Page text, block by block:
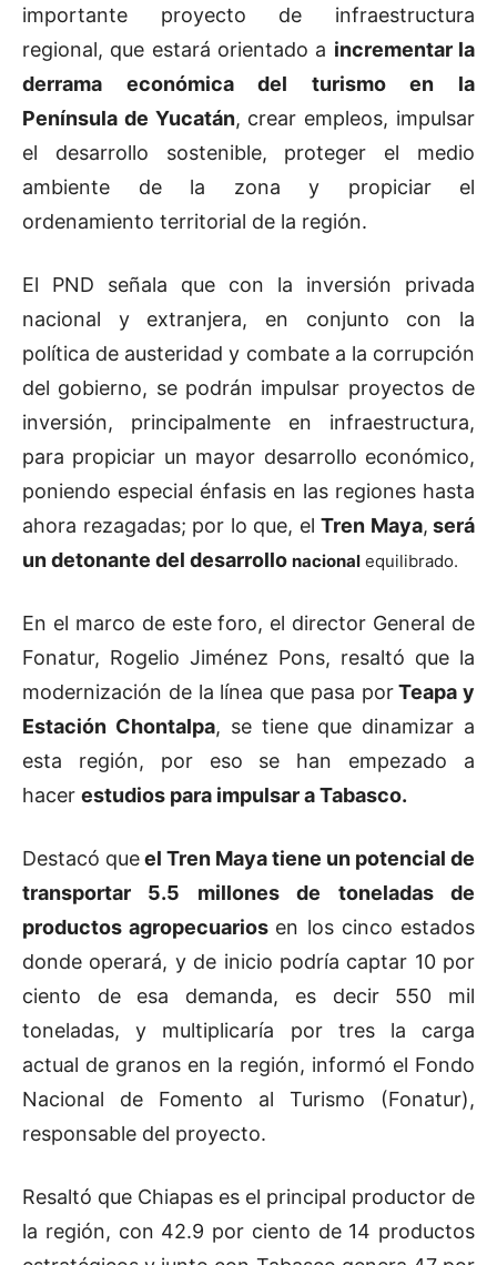
importante proyecto de infraestructura
regional, que estará orientado a incrementar la
derrama económica del turismo en la
Península de Yucatán, crear empleos, impulsar
el desarrollo sostenible, proteger el medio
ambiente de la zona y propiciar el
ordenamiento territorial de la región.
El PND señala que con la inversión privada
nacional y extranjera, en conjunto con la
política de austeridad y combate a la corrupción
del gobierno, se podrán impulsar proyectos de
inversión, principalmente en infraestructura,
para propiciar un mayor desarrollo económico,
poniendo especial énfasis en las regiones hasta
ahora rezagadas; por lo que, el Tren Maya, será
un detonante del desarrollo nacional equilibrado.
En el marco de este foro, el director General de
Fonatur, Rogelio Jiménez Pons, resaltó que la
modernización de la línea que pasa porTeapa y
Estación Chontalpa, se tiene que dinamizar a
esta región, por eso se han empezado a
hacer estudios para impulsar a Tabasco.
Destacó queel Tren Maya tiene un potencial de
transportar 5.5 millones de toneladas de
productos agropecuarios en los cinco estados
donde operará, y de inicio podría captar 10 por
ciento de esa demanda, es decir 550 mil
toneladas, y multiplicaría por tres la carga
actual de granos en la región, informó el Fondo
Nacional de Fomento al Turismo (Fonatur),
responsable del proyecto.
Resaltó que Chiapas es el principal productor de
la región, con 42.9 por ciento de 14 productos